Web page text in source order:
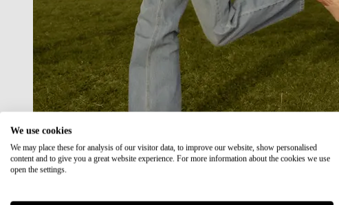
We use cookies
We may place these for analysis of our visitor data, to improve our website, show personalised
content and to give you a great website experience. For more information about the cookies we use
open the settings.